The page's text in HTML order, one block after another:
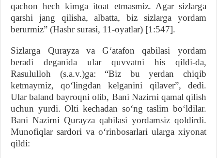
qachon hech kimga itoat etmasmiz. Agar sizlarga
qarshi jang qilisha, albatta, biz sizlarga yordam
berurmiz” (Hashr surasi, 11-oyatlar) [1:547].
Sizlarga Qurayza va G‘atafon qabilasi yordam
beradi deganida ular quvvatni his qildi-da,
Rasululloh (s.a.v.)ga: “Biz bu yerdan chiqib
ketmaymiz, qo‘lingdan kelganini qilaver”, dedi.
Ular baland bayroqni olib, Bani Nazirni qamal qilish
uchun yurdi. Olti kechadan so‘ng taslim bo‘ldilar.
Bani Nazirni Qurayza qabilasi yordamsiz qoldirdi.
Munofiqlar sardori va o‘rinbosarlari ularga xiyonat
qildi: